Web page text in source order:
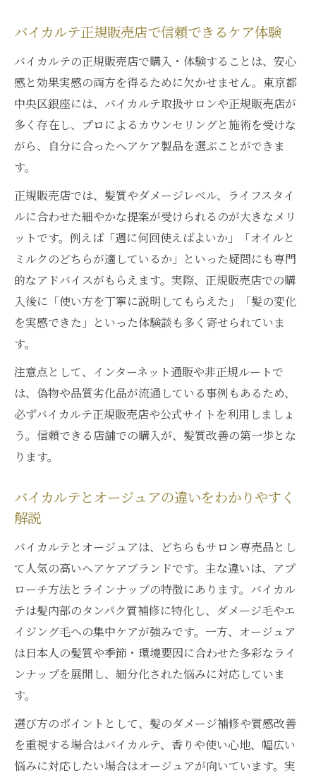
バイカルテ正規販売店で信頼できるケア体験
バイカルテの正規販売店で購入・体験することは、安心
感と効果実感の両方を得るために欠かせません。東京都
中央区銀座には、バイカルテ取扱サロンや正規販売店が
多く存在し、プロによるカウンセリングと施術を受けな
がら、自分に合ったヘアケア製品を選ぶことができま
す。
正規販売店では、髪質やダメージレベル、ライフスタイ
ルに合わせた細やかな提案が受けられるのが大きなメリ
ットです。例えば「週に何回使えばよいか」「オイルと
ミルクのどちらが適しているか」といった疑問にも専門
的なアドバイスがもらえます。実際、正規販売店での購
入後に「使い方を丁寧に説明してもらえた」「髪の変化
を実感できた」といった体験談も多く寄せられていま
す。
注意点として、インターネット通販や非正規ルートで
は、偽物や品質劣化品が流通している事例もあるため、
必ずバイカルテ正規販売店や公式サイトを利用しましょ
う。信頼できる店舗での購入が、髪質改善の第一歩とな
ります。
バイカルテとオージュアの違いをわかりやすく
解説
バイカルテとオージュアは、どちらもサロン専売品とし
て人気の高いヘアケアブランドです。主な違いは、アプ
ローチ方法とラインナップの特徴にあります。バイカル
テは髪内部のタンパク質補修に特化し、ダメージ毛やエ
イジング毛への集中ケアが強みです。一方、オージュア
は日本人の髪質や季節・環境要因に合わせた多彩なライ
ンナップを展開し、細分化された悩みに対応していま
す。
選び方のポイントとして、髪のダメージ補修や質感改善
を重視する場合はバイカルテ、香りや使い心地、幅広い
悩みに対応したい場合はオージュアが向いています。実